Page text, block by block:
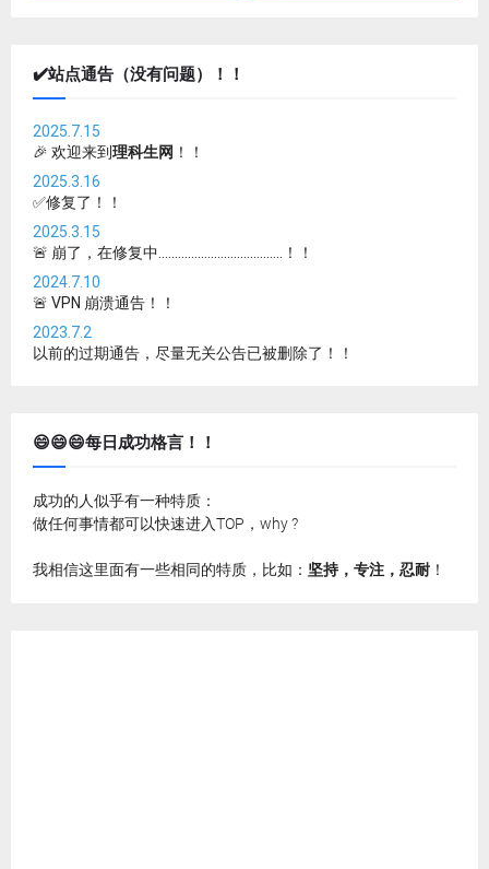
✔️站点通告（没有问题）！！
2025.7.15
🎉 欢迎来到理科生网 ！！
2025.3.16
✅修复了！！
2025.3.15
🚨 崩了，在修复中......................................！！
2024.7.10
🚨 VPN 崩溃通告！！
2023.7.2
以前的过期通告，尽量无关公告已被删除了！！
😄😄😄每日成功格言！！
成功的人似乎有一种特质：
做任何事情都可以快速进入TOP，why ?
我相信这里面有一些相同的特质，比如： 坚持，专注，忍耐 ！